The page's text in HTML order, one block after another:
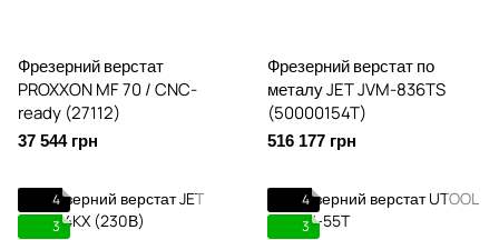
Фрезерний верстат
PROXXON MF 70 / CNC-
ready (27112)
37 544 грн
Фрезерний верстат по
металу JET JVM-836TS
(50000154T)
516 177 грн
4
3
4
3